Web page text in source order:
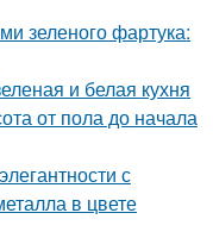
зеленого фартука:
и белая кухня
от пола до начала
с
в цвете